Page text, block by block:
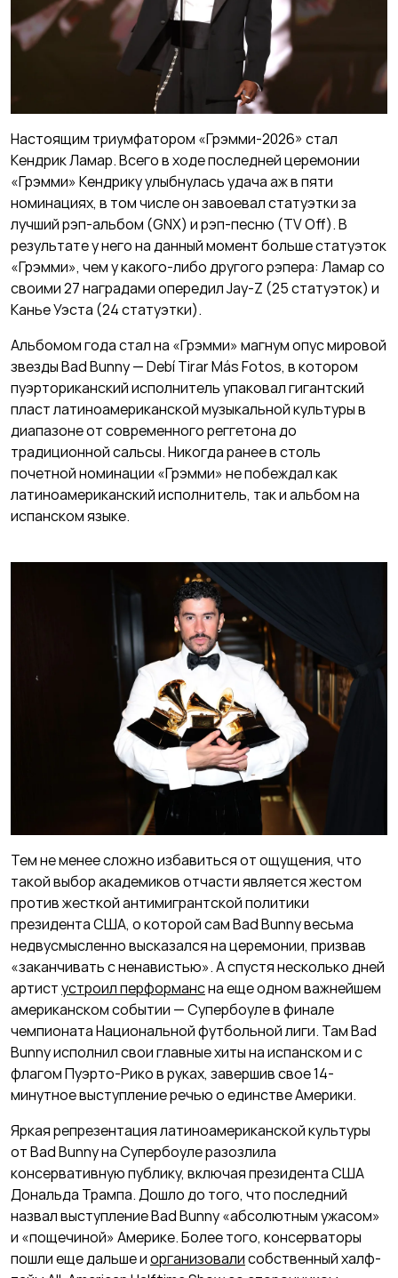
Настоящим триумфатором «Грэмми-2026» стал
Кендрик Ламар. Всего в ходе последней церемонии
«Грэмми» Кендрику улыбнулась удача аж в пяти
номинациях, в том числе он завоевал статуэтки за
лучший рэп-альбом (GNX) и рэп-песню (TV Off). В
результате у него на данный момент больше статуэток
«Грэмми», чем у какого-либо другого рэпера: Ламар со
своими 27 наградами опередил Jay-Z (25 статуэток) и
Канье Уэста (24 статуэтки).
Альбомом года стал на «Грэмми» магнум опус мировой
звезды Bad Bunny — Debí Tirar Más Fotos, в котором
пуэрториканский исполнитель упаковал гигантский
пласт латиноамериканской музыкальной культуры в
диапазоне от современного реггетона до
традиционной сальсы. Никогда ранее в столь
почетной номинации «Грэмми» не побеждал как
латиноамериканский исполнитель, так и альбом на
испанском языке.
Тем не менее сложно избавиться от ощущения, что
такой выбор академиков отчасти является жестом
против жесткой антимигрантской политики
президента США, о которой сам Bad Bunny весьма
недвусмысленно высказался на церемонии, призвав
«заканчивать с ненавистью». А спустя несколько дней
артистустроил перформансна еще одном важнейшем
американском событии — Супербоуле в финале
чемпионата Национальной футбольной лиги. Там Bad
Bunny исполнил свои главные хиты на испанском и с
флагом Пуэрто-Рико в руках, завершив свое 14-
минутное выступление речью о единстве Америки.
Яркая репрезентация латиноамериканской культуры
от Bad Bunny на Супербоуле разозлила
консервативную публику, включая президента США
Дональда Трампа. Дошло до того, что последний
назвал выступление Bad Bunny «абсолютным ужасом»
и «пощечиной» Америке. Более того, консерваторы
пошли еще дальше иорганизовалисобственный халф-